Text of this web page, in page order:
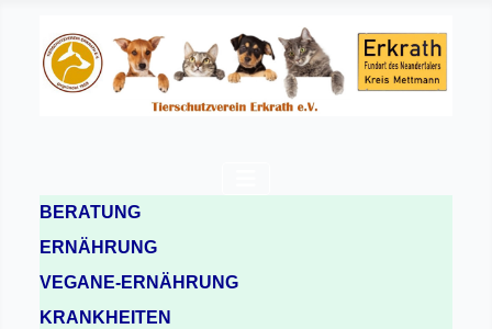
BERATUNG
ERNÄHRUNG
VEGANE-ERNÄHRUNG
KRANKHEITEN